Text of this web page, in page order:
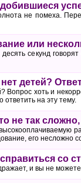
не помеха.
или
секунд
детей?
Вопрос хоть и
на эту тему.
не так сложно,
его несложно
со
и вы не